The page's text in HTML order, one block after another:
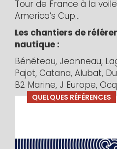
Tour de France à la
America’s Cup…
Les chantiers de
nautique :
Bénéteau, Jeanneau,
Pajot, Catana, Alubat,
B2 Marine, J Europe,
QUELQUES RÉFÉRENCES